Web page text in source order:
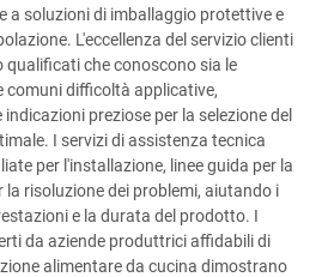
a soluzioni di imballaggio protettive e
L'eccellenza del servizio clienti
che conoscono sia le
comuni difficoltà applicative,
preziose per la selezione del
I servizi di assistenza tecnica
per l'installazione, linee guida per la
la risoluzione dei problemi, aiutando i
e la durata del prodotto. I
da aziende produttrici affidabili di
alimentare da cucina dimostrano